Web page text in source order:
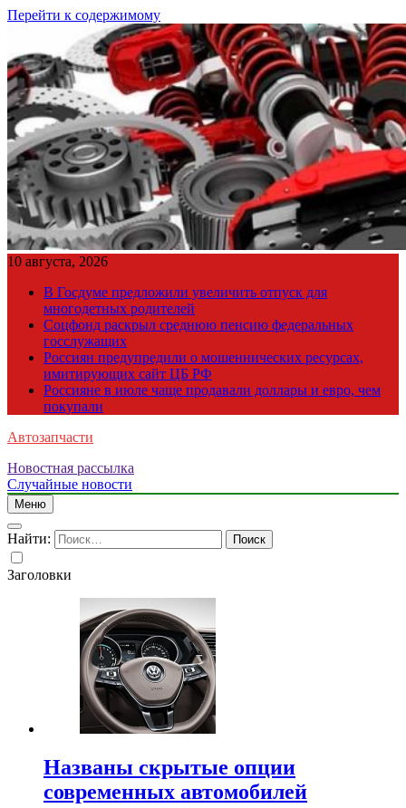
Перейти к содержимому
10 августа, 2026
В Госдуме предложили увеличить отпуск для
многодетных родителей
Соцфонд раскрыл среднюю пенсию федеральных
госслужащих
Россиян предупредили о мошеннических ресурсах,
имитирующих сайт ЦБ РФ
Россияне в июле чаще продавали доллары и евро, чем
покупали
Автозапчасти
Новостная рассылка
Случайные новости
Меню
Найти:
Заголовки
Названы скрытые опции
современных автомобилей